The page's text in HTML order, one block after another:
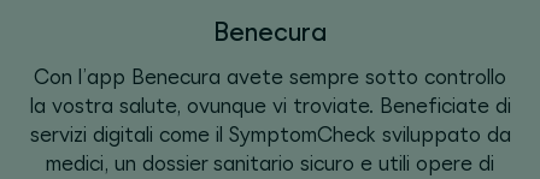
Benecura
Con l’app Benecura avete sempre sotto controllo
la vostra salute, ovunque vi troviate. Beneficiate di
servizi digitali come il SymptomCheck sviluppato da
medici, un dossier sanitario sicuro e utili opere di